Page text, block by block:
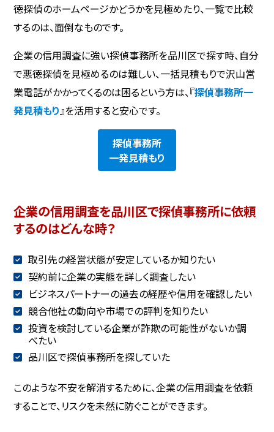
徳探偵のホームページかどうかを見極めたり、一覧で比較
するのは、面倒なものです。
企業の信用調査に強い探偵事務所を品川区で探す時、自分
で悪徳探偵を見極めるのは難しい、一括見積もりで沢山営
業電話がかかってくるのは困るという方は、『探偵事務所一
発見積もり 』を活用すると安心です。
探偵事務所
一発見積もり
企業の信用調査を品川区で探偵事務所に依頼
するのはどんな時？
取引先の経営状態が安定しているか知りたい
契約前に企業の実態を詳しく調査したい
ビジネスパートナーの過去の経歴や信用を確認したい
競合他社の動向や市場での評判を知りたい
投資を検討している企業が詐欺の可能性がないか調
べたい
品川区で探偵事務所を探していた
このような不安を解消するために、企業の信用調査を依頼
することで、リスクを未然に防ぐことができます。